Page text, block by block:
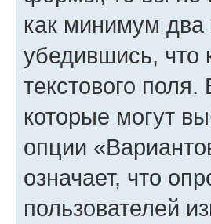
как минимум два
убедившись, что
текстового
которые могут
опции
означает, что
пользователей